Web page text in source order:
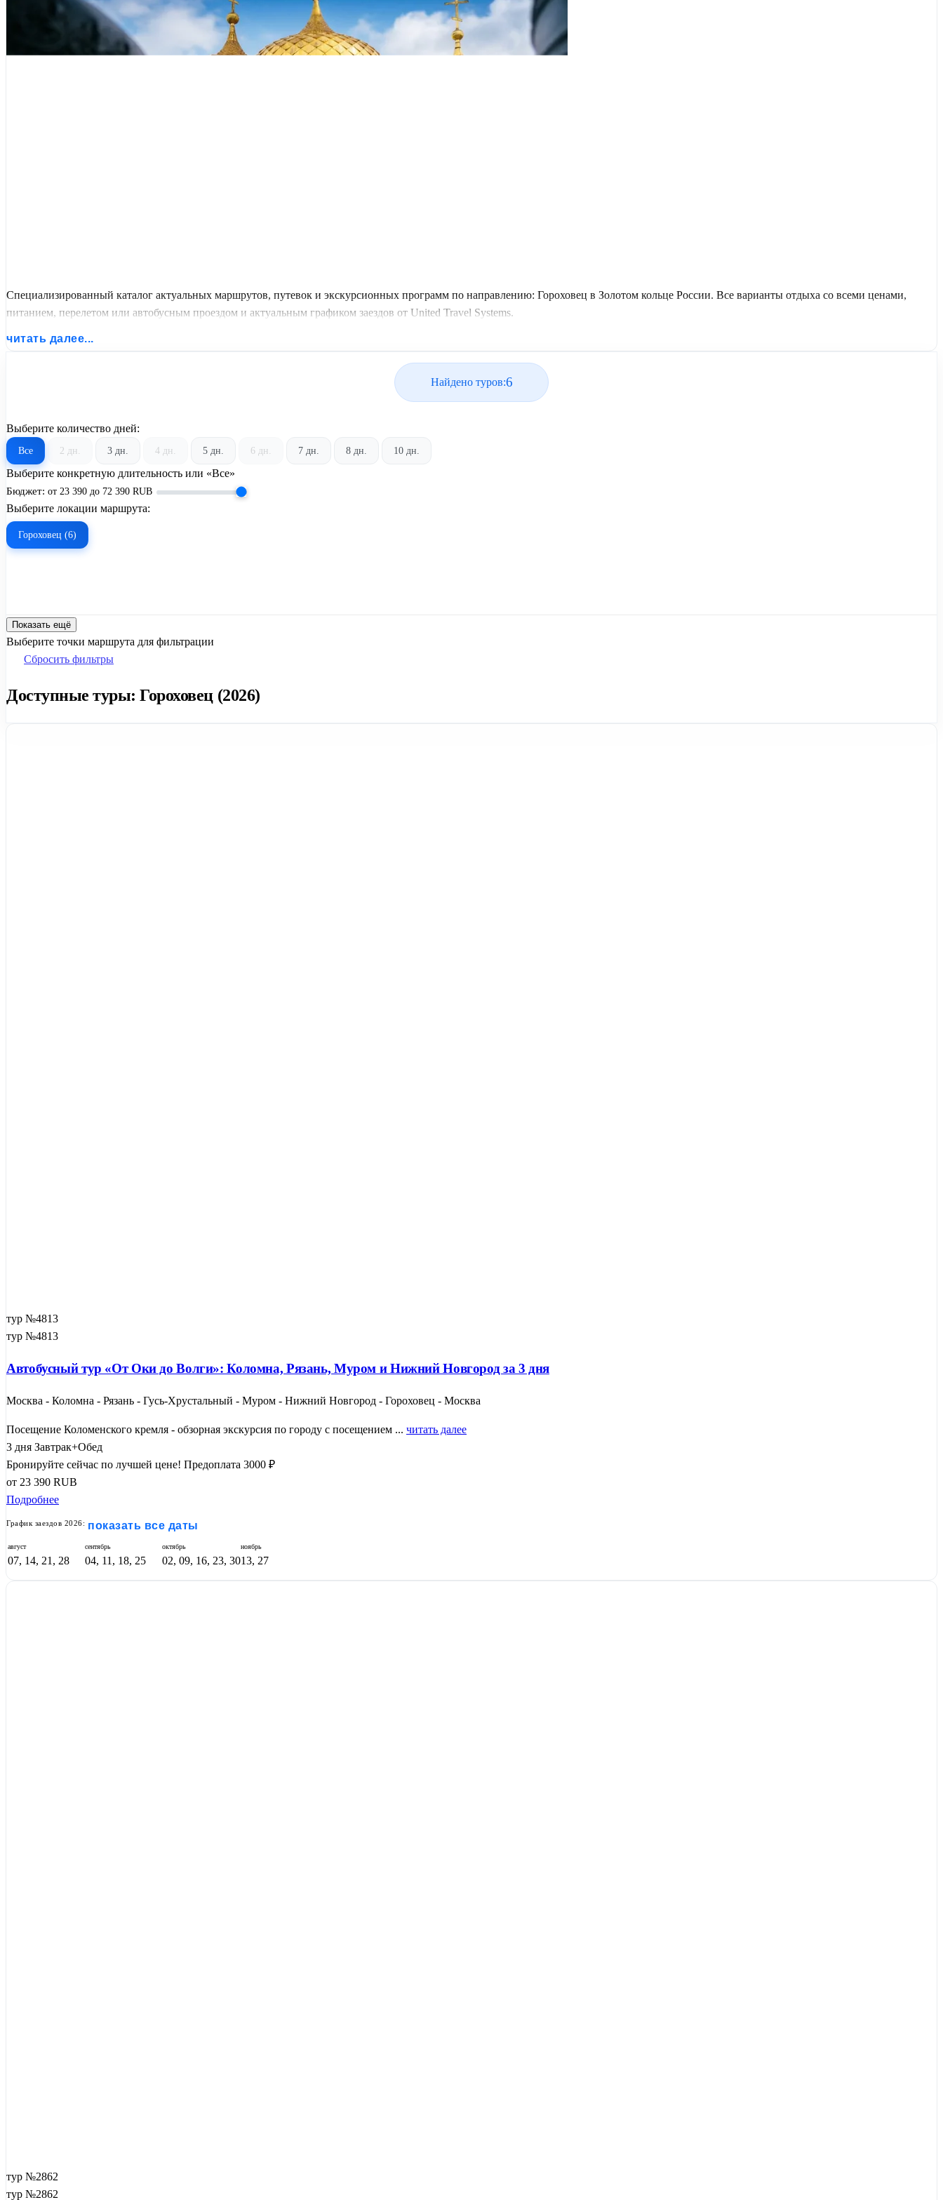
Специализированный каталог актуальных маршрутов, путевок и экскурсионных программ по направлению: Гороховец в Золотом кольце России. Все варианты отдыха со всеми ценами,
питанием, перелетом или автобусным проездом и актуальным графиком заездов от United Travel Systems.
читать далее...
Найдено туров:6
Выберите количество дней:
Все 2 дн. 3 дн. 4 дн. 5 дн. 6 дн. 7 дн. 8 дн. 10 дн.
Выберите конкретную длительность или «Все»
Бюджет: от 23 390 до 72 390 RUB
Выберите локации маршрута:
Гороховец (6)
Показать ещё
Выберите точки маршрута для фильтрации
Сбросить фильтры
Доступные туры: Гороховец (2026)
тур №4813
тур №4813
Автобусный тур «От Оки до Волги»: Коломна, Рязань, Муром и Нижний Новгород за 3 дня
Москва - Коломна - Рязань - Гусь-Хрустальный - Муром - Нижний Новгород - Гороховец - Москва
Посещение Коломенского кремля - обзорная экскурсия по городу с посещением ... читать далее
3 дня Завтрак+Обед
Бронируйте сейчас по лучшей цене! Предоплата 3000 ₽
от 23 390 RUB
Подробнее
График заездов 2026: показать все даты
август
07, 14, 21, 28
сентябрь
04, 11, 18, 25
октябрь
02, 09, 16, 23, 30
ноябрь
13, 27
тур №2862
тур №2862